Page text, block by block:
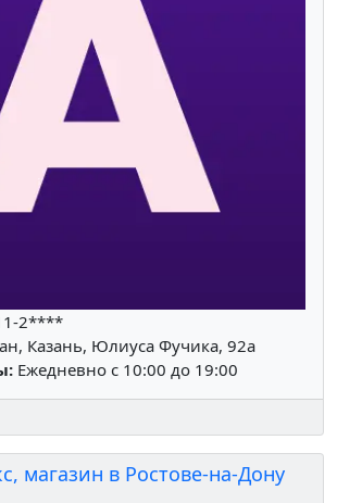
2****
Казань, Юлиуса Фучика, 92а
Ежедневно с 10:00 до 19:00
магазин в Ростове-на-Дону